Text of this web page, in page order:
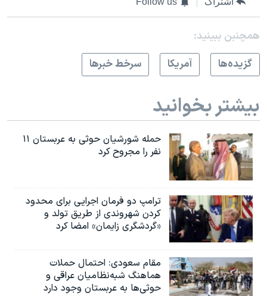
همچنبن ببینید:
گزيده‌ها
آمريکا سرخط خبرها
بیشتر بخوانید
حمله شورشیان حوثی به عربستان ۱۱
نفر را مجروح کرد
ترامپ دو فرمان اجرایی برای محدود
کردن شهروندی از طریق تولد و
«گردشگری زایمان» امضا کرد
مقام سعودی: احتمال حملات
هماهنگ شبه‌نظامیان عراقی و
حوثی‌ها به عربستان وجود دارد